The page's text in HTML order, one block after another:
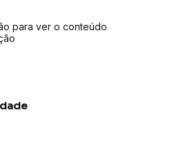
para ver o conteúdo